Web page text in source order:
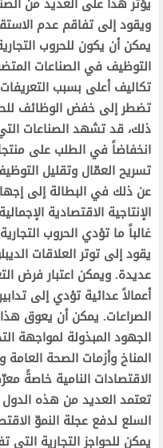
ويقود إلى تفاقم عدم
يمكن أن يكون للحروب
التوظيف في الصناعات
تكاليف أعلى بسبب التعريفات
تضطر إلى خفض الوظائف
ذلك، قد تشهد الصناعات
انخفاضاً في الطلب على
تسريح العمّال وتقليل
عن ذلك في البطالة إلى
الإنتاجية الاقتصادية
غالباً ما تؤدي الحروب
يقود إلى توتر العلاقات
عديدة. ويمكن اعتبار فرض
أعمالاً عدائية تؤدي إلى
الصراعات. يمكن أن يعوق هذا
الجهود المبذولة لمواجهة
المناخ وأزمات الصحة العامة
الاقتصادات النامية خاصةً
تعتمد العديد من هذه
السلع لدفع عجلة النموّ
يمكن للحواجز التجارية التي